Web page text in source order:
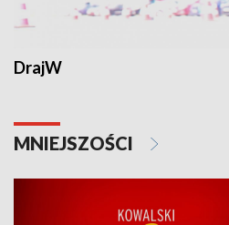
DrajW
MNIEJSZOŚCI